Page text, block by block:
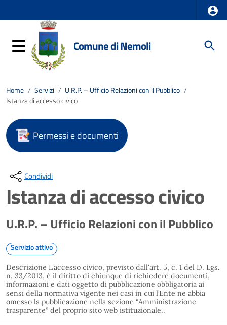
Comune di Nemoli
Home / Servizi / U.R.P. – Ufficio Relazioni con il Pubblico /
Istanza di accesso civico
Permessi e documenti
Condividi
Istanza di accesso civico
U.R.P. – Ufficio Relazioni con il Pubblico
Servizio attivo
Descrizione L'accesso civico, previsto dall'art. 5, c. 1 del D. Lgs.
n. 33/2013, è il diritto di chiunque di richiedere documenti,
informazioni e dati oggetto di pubblicazione obbligatoria ai
sensi della normativa vigente nei casi in cui l’Ente ne abbia
omesso la pubblicazione nella sezione “Amministrazione
trasparente” del proprio sito web istituzionale..